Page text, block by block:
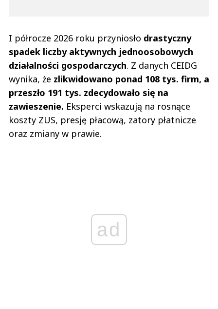
I półrocze 2026 roku przyniosło drastyczny
spadek liczby aktywnych jednoosobowych
działalności gospodarczych. Z danych CEIDG
wynika, że zlikwidowano ponad 108 tys. firm, a
przeszło 191 tys. zdecydowało się na
zawieszenie. Eksperci wskazują na rosnące
koszty ZUS, presję płacową, zatory płatnicze
oraz zmiany w prawie.
ad